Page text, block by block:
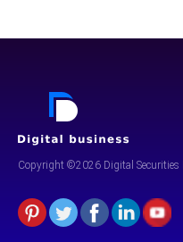
Copyright ©2026 Digital Securities